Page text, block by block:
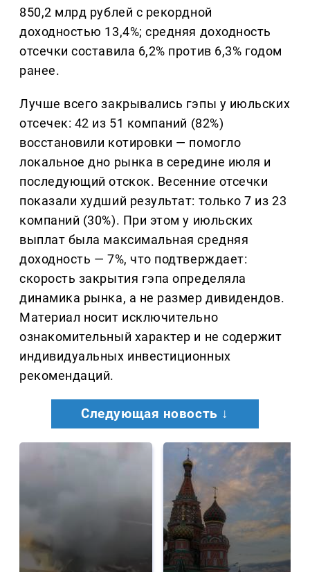
850,2 млрд рублей с рекордной
доходностью 13,4%; средняя доходность
отсечки составила 6,2% против 6,3% годом
ранее.
Лучше всего закрывались гэпы у июльских
отсечек: 42 из 51 компаний (82%)
восстановили котировки — помогло
локальное дно рынка в середине июля и
последующий отскок. Весенние отсечки
показали худший результат: только 7 из 23
компаний (30%). При этом у июльских
выплат была максимальная средняя
доходность — 7%, что подтверждает:
скорость закрытия гэпа определяла
динамика рынка, а не размер дивидендов.
Материал носит исключительно
ознакомительный характер и не содержит
индивидуальных инвестиционных
рекомендаций.
Следующая новость ↓